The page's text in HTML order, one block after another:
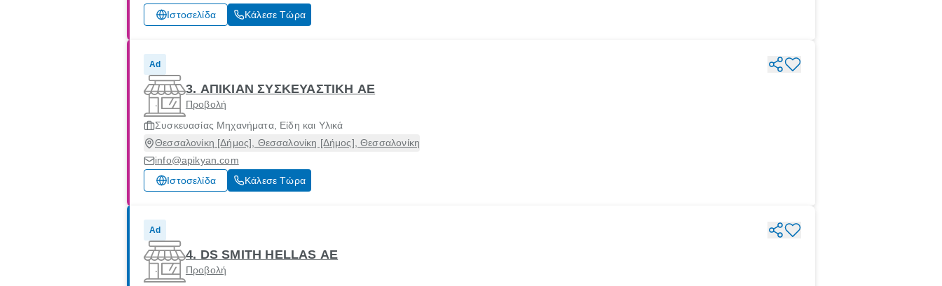
Ιστοσελίδα
Κάλεσε Τώρα
Ad
3. ΑΠΙΚΙΑΝ ΣΥΣΚΕΥΑΣΤΙΚΗ ΑΕ
Προβολή
Συσκευασίας Μηχανήματα, Είδη και Υλικά
Θεσσαλονίκη [Δήμος], Θεσσαλονίκη [Δήμος], Θεσσαλονίκη
info@apikyan.com
Ιστοσελίδα
Κάλεσε Τώρα
Ad
4. DS SMITH HELLAS ΑΕ
Προβολή